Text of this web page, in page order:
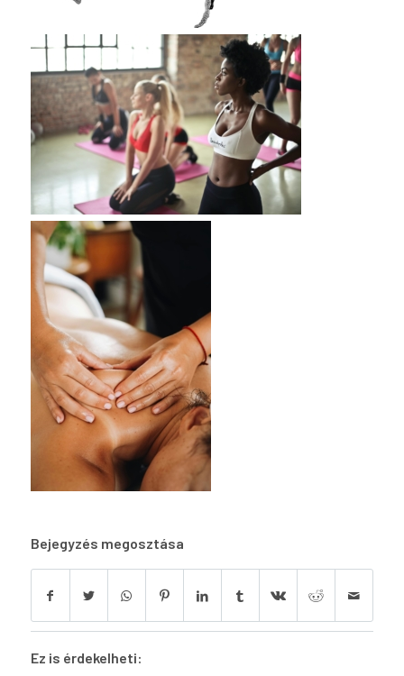
Bejegyzés megosztása
Ez is érdekelheti: